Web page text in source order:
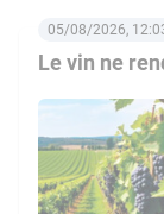
Le vin ne
05/08/2026,